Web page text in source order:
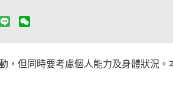
，但同時要考慮個人能力及身體狀況